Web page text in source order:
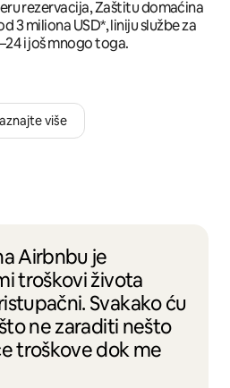
rezervacija, Zaštitu domaćina
3 miliona USD*, liniju službe za
i još mnogo toga.
više
Airbnbu je
troškovi života
Svakako ću
ne zaraditi nešto
troškove dok me